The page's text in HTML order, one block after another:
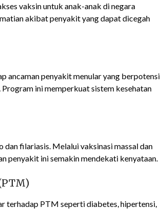
vaksin untuk anak-anak di negara
akibat penyakit yang dapat dicegah
ancaman penyakit menular yang berpotensi
ini memperkuat sistem kesehatan
filariasis. Melalui vaksinasi massal dan
penyakit ini semakin mendekati kenyataan.
terhadap PTM seperti diabetes, hipertensi,